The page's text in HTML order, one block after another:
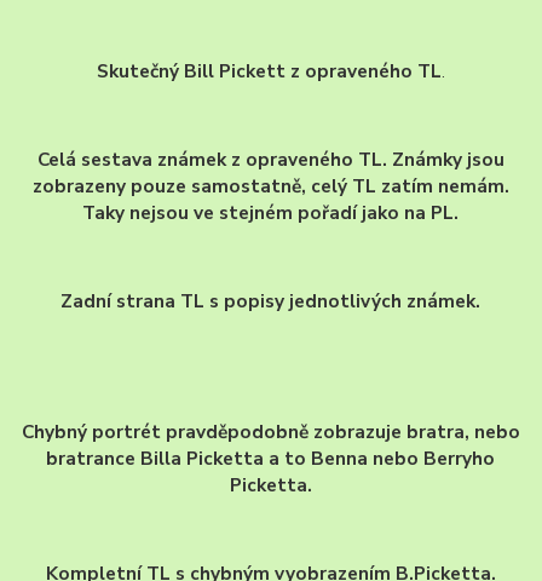
Skutečný Bill Pickett z opraveného TL.
Celá sestava známek z opraveného TL. Známky jsou
zobrazeny pouze samostatně, celý TL zatím nemám.
Taky nejsou ve stejném pořadí jako na PL.
Zadní strana TL s popisy jednotlivých známek.
Chybný portrét pravděpodobně zobrazuje bratra, nebo
bratrance Billa Picketta a to Benna nebo Berryho
Picketta.
Kompletní TL s chybným vyobrazením B.Picketta.